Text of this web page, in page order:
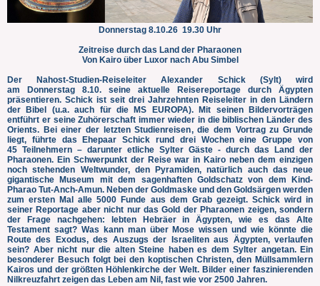
Donnerstag 8.10.26 19.30 Uhr
Zeitreise durch das Land der Pharaonen
Von Kairo über Luxor nach Abu Simbel
Der Nahost-Studien-Reiseleiter Alexander Schick (Sylt) wird
am Donnerstag 8.10. seine aktuelle Reisereportage durch Ägypten
präsentieren. Schick ist seit drei Jahrzehnten Reiseleiter in den Ländern
der Bibel (u.a. auch für die MS EUROPA). Mit seinen Bildervorträgen
entführt er seine Zuhörerschaft immer wieder in die biblischen Länder des
Orients. Bei einer der letzten Studienreisen, die dem Vortrag zu Grunde
liegt, führte das Ehepaar Schick rund drei Wochen eine Gruppe von
45 Teilnehmern – darunter etliche Sylter Gäste - durch das Land der
Pharaonen. Ein Schwerpunkt der Reise war in Kairo neben dem einzigen
noch stehenden Weltwunder, den Pyramiden, natürlich auch das neue
gigantische Museum mit dem sagenhaften Goldschatz von dem Kind-
Pharao Tut-Anch-Amun. Neben der Goldmaske und den Goldsärgen werden
zum ersten Mal alle 5000 Funde aus dem Grab gezeigt. Schick wird in
seiner Reportage aber nicht nur das Gold der Pharaonen zeigen, sondern
der Frage nachgehen: lebten Hebräer in Ägypten, wie es das Alte
Testament sagt? Was kann man über Mose wissen und wie könnte die
Route des Exodus, des Auszugs der Israeliten aus Ägypten, verlaufen
sein? Aber nicht nur die alten Steine haben es dem Sylter angetan. Ein
besonderer Besuch folgt bei den koptischen Christen, den Müllsammlern
Kairos und der größten Höhlenkirche der Welt. Bilder einer faszinierenden
Nilkreuzfahrt zeigen das Leben am Nil, fast wie vor 2500 Jahren.